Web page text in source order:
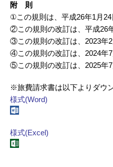
附 則
①この規則は、平成26年1月24
②この規則の改訂は、平成26
③この規則の改訂は、2023年2
④この規則の改訂は、2024年7
⑤この規則の改訂は、2025年7
※旅費請求書は以下よりダウ
様式(Word)
様式(Excel)